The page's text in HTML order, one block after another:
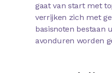
gaat van start met
verrijken zich met
basisnoten bestaan
avonduren worden